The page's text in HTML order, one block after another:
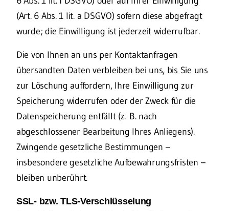
(Art. 6 Abs. 1 lit. a DSGVO) sofern diese abgefragt
wurde; die Einwilligung ist jederzeit widerrufbar.
Die von Ihnen an uns per Kontaktanfragen
übersandten Daten verbleiben bei uns, bis Sie uns
zur Löschung auffordern, Ihre Einwilligung zur
Speicherung widerrufen oder der Zweck für die
Datenspeicherung entfällt (z. B. nach
abgeschlossener Bearbeitung Ihres Anliegens).
Zwingende gesetzliche Bestimmungen –
insbesondere gesetzliche Aufbewahrungsfristen –
bleiben unberührt.
SSL- bzw. TLS-Verschlüsselung